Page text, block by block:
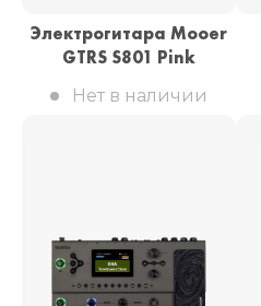
Электрогитара Mooer
GTRS S801 Pink
Нет в наличии